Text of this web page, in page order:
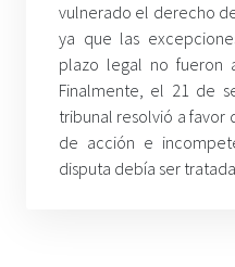
vulnerado el derecho
ya que las
plazo legal no fueron
Finalmente, el 21 de
tribunal resolvió a favor
de acción e
disputa debía ser